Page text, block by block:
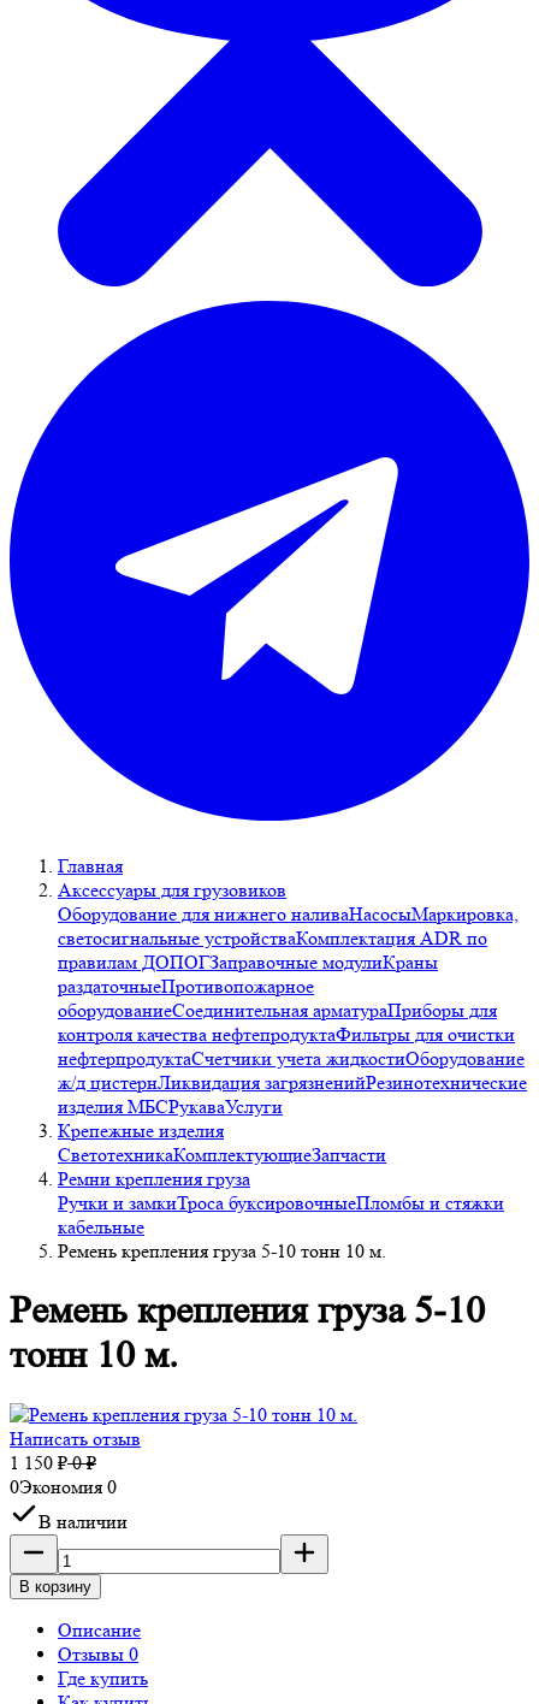
Главная
Аксессуары для грузовиков
Оборудование для нижнего наливаНасосыМаркировка,
светосигнальные устройстваКомплектация ADR по
правилам ДОПОГЗаправочные модулиКраны
раздаточныеПротивопожарное
оборудованиеСоединительная арматураПриборы для
контроля качества нефтепродуктаФильтры для очистки
нефтерпродуктаСчетчики учета жидкостиОборудование
ж/д цистернЛиквидация загрязненийРезинотехнические
изделия МБСРукаваУслуги
Крепежные изделия
СветотехникаКомплектующиеЗапчасти
Ремни крепления груза
Ручки и замкиТроса буксировочныеПломбы и стяжки
кабельные
Ремень крепления груза 5-10 тонн 10 м.
Ремень крепления груза 5-10
тонн 10 м.
Написать отзыв
1 150 ₽0₽
0Экономия 0
В наличии
В корзину
Описание
Отзывы 0
Где купить